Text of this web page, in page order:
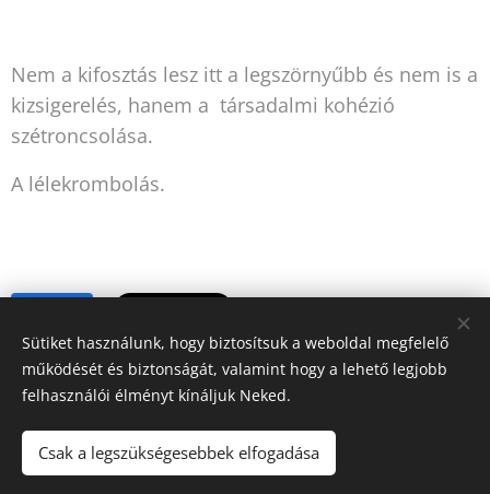
Nem a kifosztás lesz itt a legszörnyűbb és nem is a
kizsigerelés, hanem a társadalmi kohézió
szétroncsolása.
A lélekrombolás.
Polgári Szilvia - Politikai látleletek
Sütiket használunk, hogy biztosítsuk a weboldal megfelelő
működését és biztonságát, valamint hogy a lehető legjobb
felhasználói élményt kínáljuk Neked.
Csak a legszükségesebbek elfogadása